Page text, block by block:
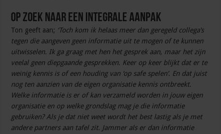
Op zoek naar een integrale aanpak
Ton geeft aan; ‘Toch kom ik helaas meer dan geregeld collega’s
tegen die aangeven geen informatie uit te mogen of te kunnen
uitwisselen. Ik ga graag met hen het gesprek aan, maar het zijn
veelal geen diepgaande gesprekken. Keer op keer blijkt dat er te
weinig kennis is of een houding van ‘op safe spelen’. En dat juist
nog ten aanzien van de eigen organisatie kennis ontbreekt.
Welke informatie is er of kan verzameld worden in jouw eigen
organisatie en op welke grondslag mag je die informatie
gebruiken? Als je dat niet weet wordt het best lastig als je met
andere partners aan tafel zit. Jammer als er dan informatie